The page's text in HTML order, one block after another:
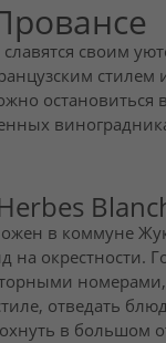
своим
стилем
остановиться
в коммуне
на окрестности.
отведать
в большом